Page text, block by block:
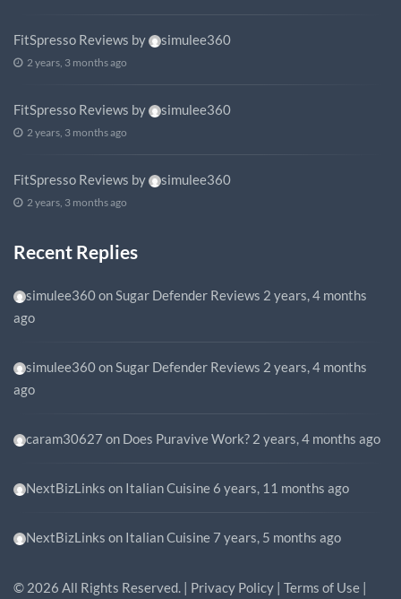
FitSpresso Reviews by simulee360
2 years, 3 months ago
FitSpresso Reviews by simulee360
2 years, 3 months ago
FitSpresso Reviews by simulee360
2 years, 3 months ago
Recent Replies
simulee360onSugar Defender Reviews 2 years, 4 months
ago
simulee360onSugar Defender Reviews 2 years, 4 months
ago
caram30627 on Does Puravive Work? 2 years, 4 months ago
NextBizLinks on Italian Cuisine 6 years, 11 months ago
NextBizLinks on Italian Cuisine 7 years, 5 months ago
© 2026 All Rights Reserved. | Privacy Policy | Terms of Use |